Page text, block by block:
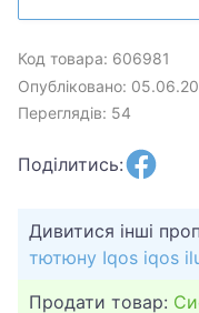
Код товара: 606981
Опубліковано:
Переглядів: 54
Поділитись:
Дивитися інші
тютюну Iqos iqos
Продати товар: